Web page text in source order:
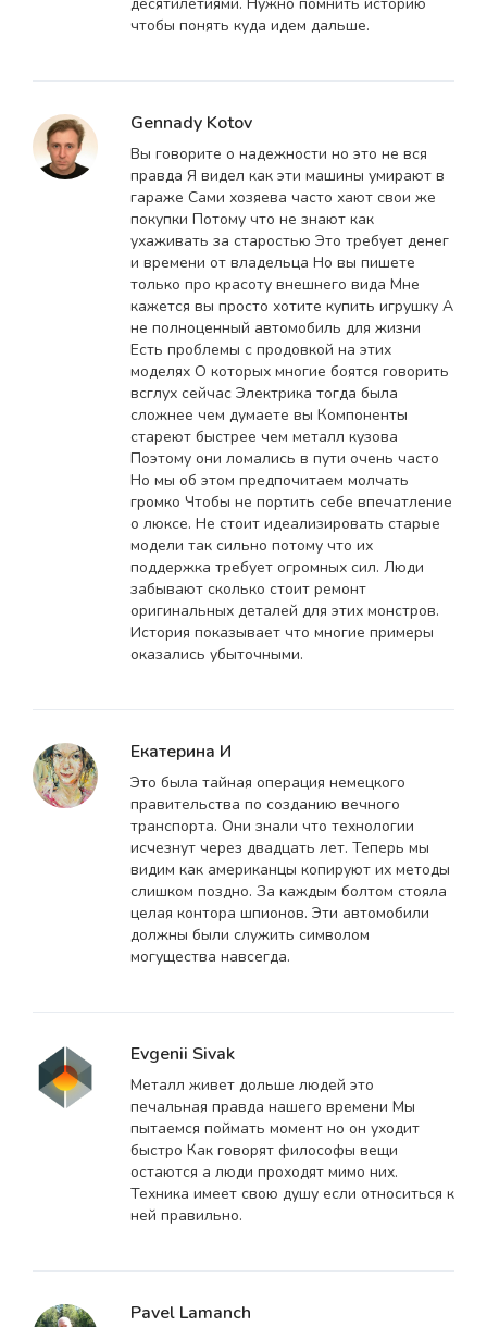
чтобы понять куда идем дальше.
Gennady Kotov
Вы говорите о надежности но это не вся
правда Я видел как эти машины умирают в
гараже Сами хозяева часто хают свои же
покупки Потому что не знают как
ухаживать за старостью Это требует денег
и времени от владельца Но вы пишете
только про красоту внешнего вида Мне
кажется вы просто хотите купить игрушку А
не полноценный автомобиль для жизни
Есть проблемы с продовкой на этих
моделях О которых многие боятся говорить
всглух сейчас Электрика тогда была
сложнее чем думаете вы Компоненты
стареют быстрее чем металл кузова
Поэтому они ломались в пути очень часто
Но мы об этом предпочитаем молчать
громко Чтобы не портить себе впечатление
о люксе. Не стоит идеализировать старые
модели так сильно потому что их
поддержка требует огромных сил. Люди
забывают сколько стоит ремонт
оригинальных деталей для этих монстров.
История показывает что многие примеры
оказались убыточными.
Екатерина И
Это была тайная операция немецкого
правительства по созданию вечного
транспорта. Они знали что технологии
исчезнут через двадцать лет. Теперь мы
видим как американцы копируют их методы
слишком поздно. За каждым болтом стояла
целая контора шпионов. Эти автомобили
должны были служить символом
могущества навсегда.
Evgenii Sivak
Металл живет дольше людей это
печальная правда нашего времени Мы
пытаемся поймать момент но он уходит
быстро Как говорят философы вещи
остаются а люди проходят мимо них.
Техника имеет свою душу если относиться к
ней правильно.
Pavel Lamanch